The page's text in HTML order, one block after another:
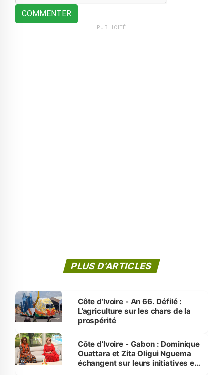
COMMENTER
PUBLICITÉ
PLUS D'ARTICLES
Côte d’Ivoire - An 66. Défilé :
L’agriculture sur les chars de la
prospérité
Côte d’Ivoire - Gabon : Dominique
Ouattara et Zita Oligui Nguema
échangent sur leurs initiatives en